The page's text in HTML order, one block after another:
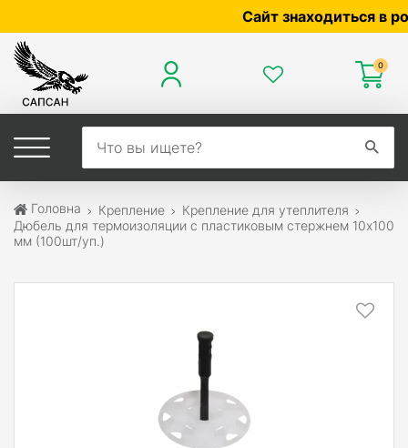
Сайт знаходиться в
0
Головна Крепление
Крепление для утеплителя
Дюбель для термоизоляции с пластиковым стержнем 10х100
мм (100шт/уп.)